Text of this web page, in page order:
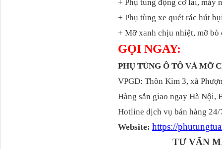
+ Phụ tùng động cơ lai, máy
+ Phụ tùng xe quét rác hút
+ Mỡ xanh chịu nhiệt, mỡ
GỌI NGAY:
PHỤ TÙNG Ô TÔ VÀ MỠ
VPGD: Thôn Kim 3, xã
Hàng sẵn giao ngay Hà Nội,
Hotline dịch vụ bán hàng 24/
Website: https://
TƯ VẤN